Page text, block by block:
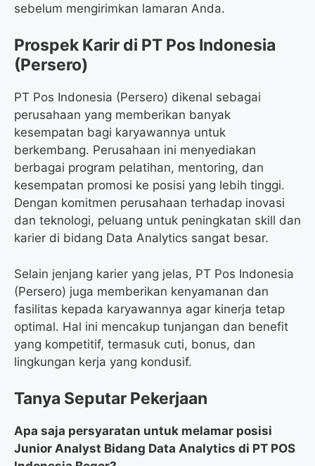
sebelum mengirimkan lamaran Anda.
Prospek Karir di PT Pos Indonesia
(Persero)
PT Pos Indonesia (Persero) dikenal sebagai
perusahaan yang memberikan banyak
kesempatan bagi karyawannya untuk
berkembang. Perusahaan ini menyediakan
berbagai program pelatihan, mentoring, dan
kesempatan promosi ke posisi yang lebih tinggi.
Dengan komitmen perusahaan terhadap inovasi
dan teknologi, peluang untuk peningkatan skill dan
karier di bidang Data Analytics sangat besar.
Selain jenjang karier yang jelas, PT Pos Indonesia
(Persero) juga memberikan kenyamanan dan
fasilitas kepada karyawannya agar kinerja tetap
optimal. Hal ini mencakup tunjangan dan benefit
yang kompetitif, termasuk cuti, bonus, dan
lingkungan kerja yang kondusif.
Tanya Seputar Pekerjaan
Apa saja persyaratan untuk melamar posisi
Junior Analyst Bidang Data Analytics di PT POS